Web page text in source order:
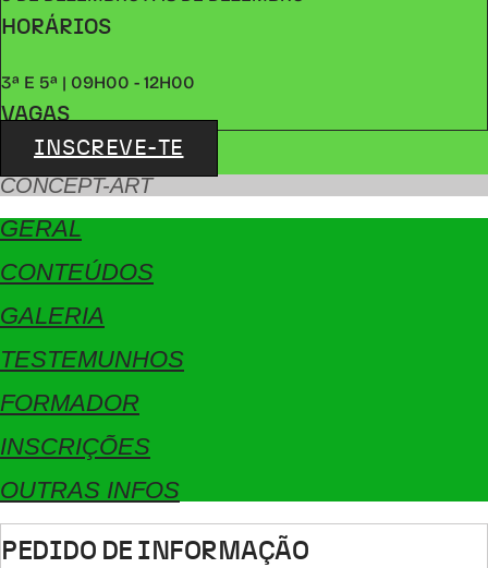
HORÁRIOS
3ª E 5ª | 09H00 - 12H00
VAGAS
INSCREVE-TE
CONCEPT-ART
GERAL
CONTEÚDOS
GALERIA
TESTEMUNHOS
FORMADOR
INSCRIÇÕES
OUTRAS INFOS
PEDIDO DE INFORMAÇÃO